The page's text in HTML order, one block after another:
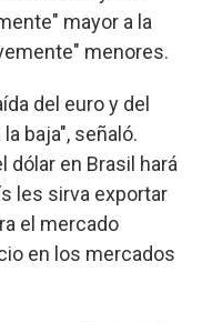
mayor a la
menores.
del euro y del
baja", señaló.
dólar en Brasil hará
les sirva exportar
el mercado
en los mercados